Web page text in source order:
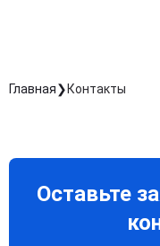
Главная Контакты
Оставьте